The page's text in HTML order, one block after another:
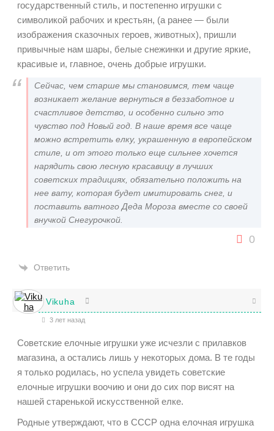
государственный стиль, и постепенно игрушки с
символикой рабочих и крестьян, (а ранее — были
изображения сказочных героев, животных), пришли
привычные нам шары, белые снежинки и другие яркие,
красивые и, главное, очень добрые игрушки.
Сейчас, чем старше мы становимся, тем чаще
возникает желание вернуться в беззаботное и
счастливое детство, и особенно сильно это
чувство под Новый год. В наше время все чаще
можно встретить елку, украшенную в европейском
стиле, и от этого только еще сильнее хочется
нарядить свою лесную красавицу в лучших
советских традициях, обязательно положить на
нее вату, которая будет имитировать снег, и
поставить ватного Деда Мороза вместе со своей
внучкой Снегурочкой.
0
Ответить
Vikuha
3 лет назад
Советские елочные игрушки уже исчезли с прилавков
магазина, а остались лишь у некоторых дома. В те годы
я только родилась, но успела увидеть советские
елочные игрушки воочию и они до сих пор висят на
нашей старенькой искусственной елке.
Родные утверждают, что в СССР одна елочная игрушка